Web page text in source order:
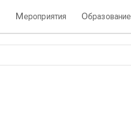
Мероприятия Образование